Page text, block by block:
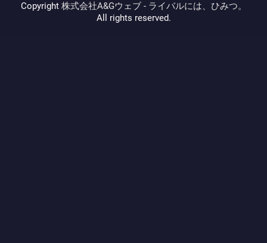
Copyright 株式会社A&Gウェブ - ライバルには、ひみつ。
All rights reserved.